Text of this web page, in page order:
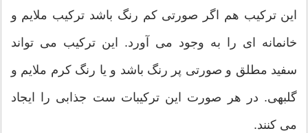
این ترکیب هم اگر صورتی کم رنگ باشد ترکیب ملایم و
خانمانه ای را به وجود می آورد. این ترکیب می تواند
سفید مطلق و صورتی پر رنگ باشد و یا رنگ کرم ملایم و
گلبهی. در هر صورت این ترکیبات ست جذابی را ایجاد
می کنند.